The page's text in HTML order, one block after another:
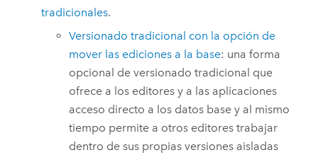
tradicionales.
Versionado tradicional con la opción de
mover las ediciones a la base: una forma
opcional de versionado tradicional que
ofrece a los editores y a las aplicaciones
acceso directo a los datos base y al mismo
tiempo permite a otros editores trabajar
dentro de sus propias versiones aisladas